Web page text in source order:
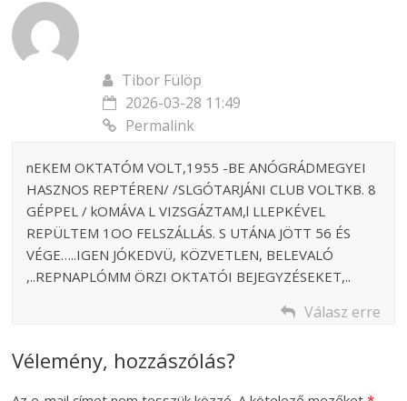
Tibor Fülöp
2026-03-28 11:49
Permalink
nEKEM OKTATÓM VOLT,1955 -BE ANÓGRÁDMEGYEI
HASZNOS REPTÉREN/ /SLGÓTARJÁNI CLUB VOLTKB. 8
GÉPPEL / kOMÁVA L VIZSGÁZTAM,l LLEPKÉVEL
REPÜLTEM 1OO FELSZÁLLÁS. S UTÁNA JÖTT 56 ÉS
VÉGE…..IGEN JÓKEDVÜ, KÖZVETLEN, BELEVALÓ
,..REPNAPLÓMM ÖRZI OKTATÓI BEJEGYZÉSEKET,..
Válasz erre
Vélemény, hozzászólás?